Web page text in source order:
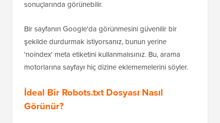
olmadığını bilmek önemlidir. Yasaklanmış bir sayfa,
sonuçlarında görünebilir.
Bir sayfanın Google'da görünmesini güvenilir bir
şekilde durdurmak istiyorsanız, bunun yerine
motorlarına sayfayı hiç dizine eklememelerini söyler.